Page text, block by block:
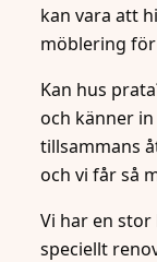
kan vara att
möblering
Kan hus
och känner
tillsammans
och vi får så
Vi har en
speciellt